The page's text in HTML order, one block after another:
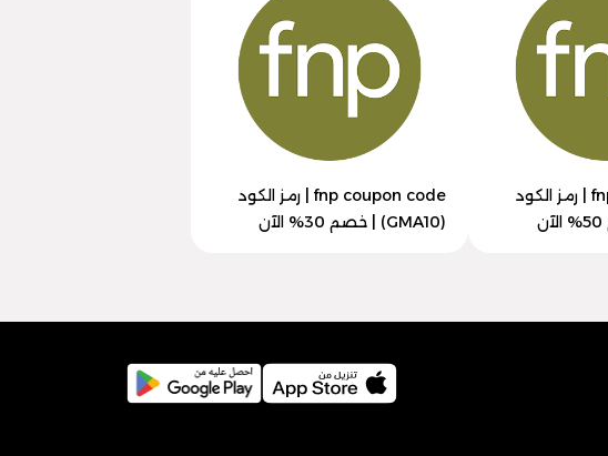
fnp coupon code | رمز الكود
fnp coupon code | رمز الكود
(GMA10) | خصم 30% الآن